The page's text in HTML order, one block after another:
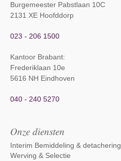
Burgemeester Pabstlaan 10C
2131 XE Hoofddorp
023 - 206 1500
Kantoor Brabant:
Frederiklaan 10e
5616 NH Eindhoven
040 - 240 5270
Onze diensten
Interim Bemiddeling & detachering
Werving & Selectie